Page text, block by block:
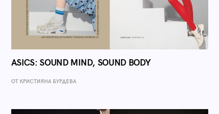
ASICS: SOUND MIND, SOUND BODY
ОТ КРИСТИЯНА БУРДЕВА